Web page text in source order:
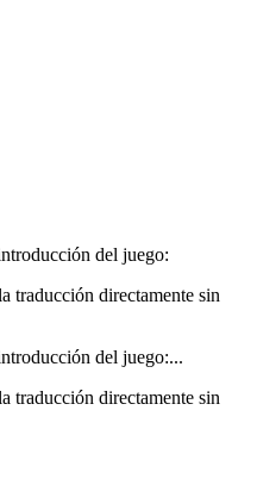
del juego:
traducción directamente sin
del juego:...
traducción directamente sin